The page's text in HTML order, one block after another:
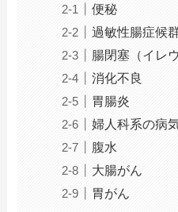
便秘
過敏性腸症候
腸閉塞（イレウ
消化不良
胃腸炎
婦人科系の病
腹水
大腸がん
胃がん